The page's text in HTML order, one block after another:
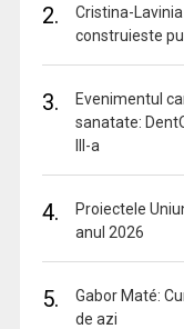
2.
Cristina-
construieste
3.
Evenimentul
sanatate:
III-a
4.
Proiectele
anul 2026
5.
Gabor Maté:
de azi